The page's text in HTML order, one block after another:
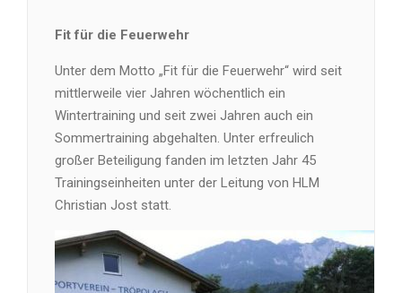
Fit für die Feuerwehr
Unter dem Motto „Fit für die Feuerwehr“ wird seit
mittlerweile vier Jahren wöchentlich ein
Wintertraining und seit zwei Jahren auch ein
Sommertraining abgehalten. Unter erfreulich
großer Beteiligung fanden im letzten Jahr 45
Trainingseinheiten unter der Leitung von HLM
Christian Jost statt.